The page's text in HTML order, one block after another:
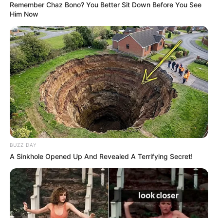
Remember Chaz Bono? You Better Sit Down Before You See
Him Now
BUZZ DAY
A Sinkhole Opened Up And Revealed A Terrifying Secret!